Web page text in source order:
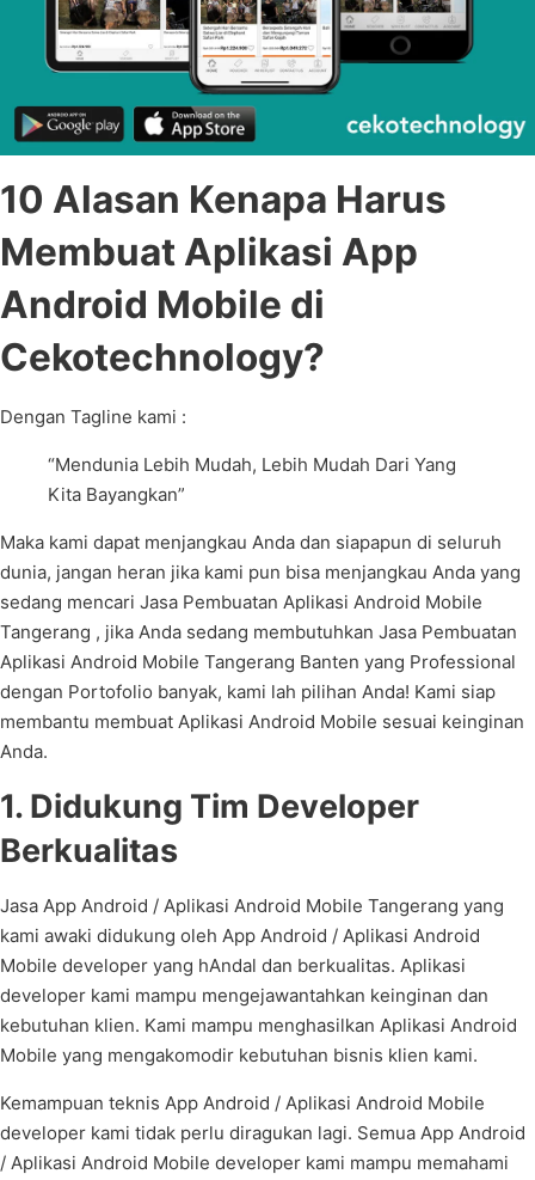
10 Alasan Kenapa Harus
Membuat Aplikasi App
Android Mobile di
Cekotechnology?
Dengan Tagline kami :
“Mendunia Lebih Mudah, Lebih Mudah Dari Yang
Kita Bayangkan”
Maka kami dapat menjangkau Anda dan siapapun di seluruh
dunia, jangan heran jika kami pun bisa menjangkau Anda yang
sedang mencari Jasa Pembuatan Aplikasi Android Mobile
Tangerang , jika Anda sedang membutuhkan Jasa Pembuatan
Aplikasi Android Mobile Tangerang Banten yang Professional
dengan Portofolio banyak, kami lah pilihan Anda! Kami siap
membantu membuat Aplikasi Android Mobile sesuai keinginan
Anda.
1. Didukung Tim Developer
Berkualitas
Jasa App Android / Aplikasi Android Mobile Tangerang yang
kami awaki didukung oleh App Android / Aplikasi Android
Mobile developer yang hAndal dan berkualitas. Aplikasi
developer kami mampu mengejawantahkan keinginan dan
kebutuhan klien. Kami mampu menghasilkan Aplikasi Android
Mobile yang mengakomodir kebutuhan bisnis klien kami.
Kemampuan teknis App Android / Aplikasi Android Mobile
developer kami tidak perlu diragukan lagi. Semua App Android
/ Aplikasi Android Mobile developer kami mampu memahami